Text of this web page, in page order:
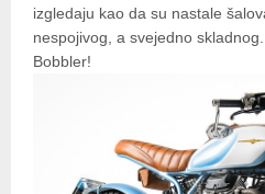
izgledaju kao da su nastale
nespojivog, a svejedno
Bobbler!